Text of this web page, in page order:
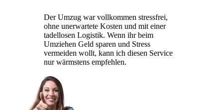
Der Umzug war vollkommen stressfrei,
ohne unerwartete Kosten und mit einer
tadellosen Logistik. Wenn ihr beim
Umziehen Geld sparen und Stress
vermeiden wollt, kann ich diesen Service
nur wärmstens empfehlen.